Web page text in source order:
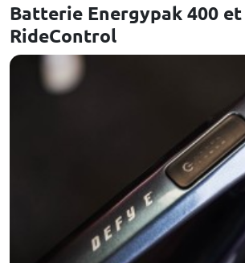
Batterie Energypak 400 et
RideControl